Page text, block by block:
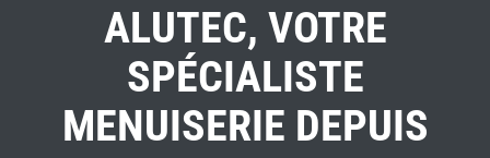
ALUTEC, VOTRE
SPÉCIALISTE
MENUISERIE DEPUIS